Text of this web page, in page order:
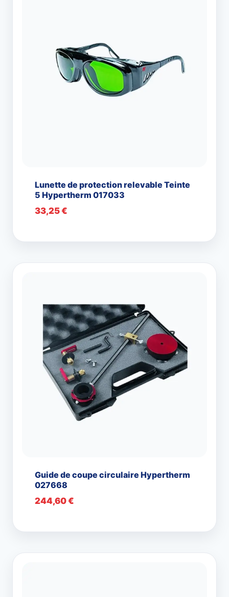
Lunette de protection relevable Teinte
5 Hypertherm 017033
33,25€
Guide de coupe circulaire Hypertherm
027668
244,60€